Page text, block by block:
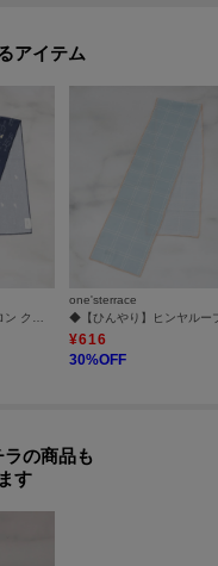
アイテム
one'sterrace
¥616
30%OFF
の商品も
す